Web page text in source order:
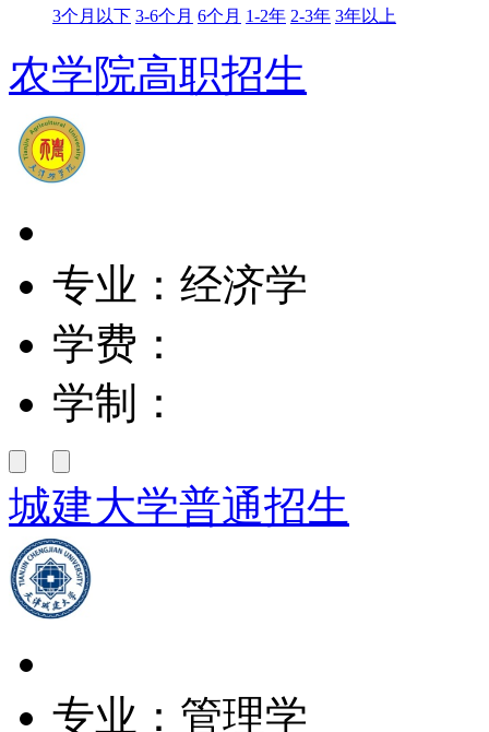
3个月以下 3-6个月 6个月 1-2年 2-3年 3年以上
农学院高职招生
专业：经济学
学费：
学制：
城建大学普通招生
专业：管理学